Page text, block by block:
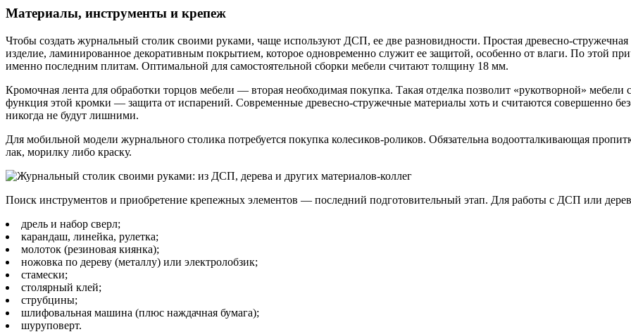
Материалы, инструменты и крепеж
Чтобы создать журнальный столик своими руками, чаще используют ДСП, ее две разновидности. Простая древесно-
изделие, ламинированное декоративным покрытием, которое одновременно служит ее защитой, особенно от влаги. По этой
именно последним плитам. Оптимальной для самостоятельной сборки мебели считают толщину 18 мм.
Кромочная лента для обработки торцов мебели — вторая необходимая покупка. Такая отделка позволит «рукотворной»
функция этой кромки — защита от испарений. Современные древесно-стружечные материалы хоть и считаются совершенно
никогда не будут лишними.
Для мобильной модели журнального столика потребуется покупка колесиков-роликов. Обязательна водоотталкивающая
лак, морилку либо краску.
Поиск инструментов и приобретение крепежных элементов — последний подготовительный этап. Для работы с ДСП или
дрель и набор сверл;
карандаш, линейка, рулетка;
молоток (резиновая киянка);
ножовка по дереву (металлу) или электролобзик;
стамески;
столярный клей;
струбцины;
шлифовальная машина (плюс наждачная бумага);
шуруповерт.